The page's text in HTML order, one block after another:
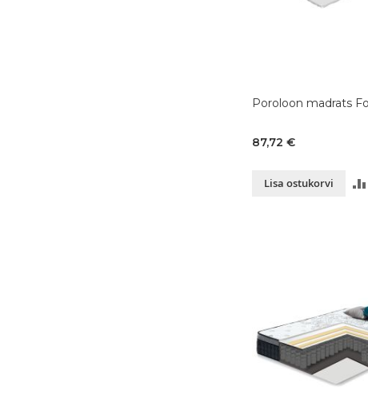
Poroloon madrats
87,72 €
Lisa ostukorvi